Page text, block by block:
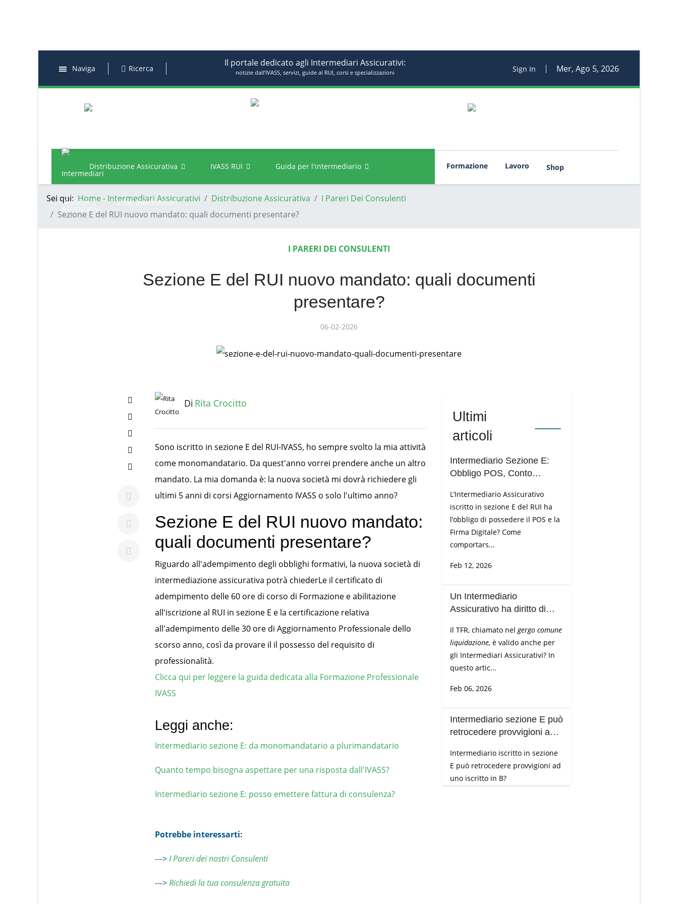
Naviga Ricerca
Il portale dedicato agli Intermediari Assicurativi:
notizie dall’IVASS, servizi, guide al RUI, corsi e specializzazioni Mer, Ago 5, 2026
Sign In
Distribuzione Assicurativa IVASS RUI Guida per l'intermediario
Risorse Shop Intermediari
Formazione Lavoro Shop
Sei qui: Home - Intermediari Assicurativi Distribuzione Assicurativa
I Pareri Dei Consulenti
Sezione E del RUI nuovo mandato: quali documenti presentare?
I PARERI DEI CONSULENTI
Sezione E del RUI nuovo mandato: quali documenti
presentare?
06-02-2026
Ratings
Di Rita Crocitto
Sono iscritto in sezione E del RUI-IVASS, ho sempre svolto la mia attività
come monomandatario. Da quest'anno vorrei prendere anche un altro
mandato. La mia domanda è: la nuova società mi dovrà richiedere gli
ultimi 5 anni di corsi Aggiornamento IVASS o solo l'ultimo anno?
Sezione E del RUI nuovo mandato:
quali documenti presentare?
Riguardo all'adempimento degli obblighi formativi, la nuova società di
intermediazione assicurativa potrà chiederLe il certificato di
adempimento delle 60 ore di corso di Formazione e abilitazione
all'iscrizione al RUI in sezione E e la certificazione relativa
all'adempimento delle 30 ore di Aggiornamento Professionale dello
scorso anno, così da provare il il possesso del requisito di
professionalità.
Clicca qui per leggere la guida dedicata alla Formazione Professionale
IVASS
Leggi anche:
Intermediario sezione E: da monomandatario a plurimandatario
Quanto tempo bisogna aspettare per una risposta dall'IVASS?
Intermediario sezione E: posso emettere fattura di consulenza?
Potrebbe interessarti:
---> I Pareri dei nostri Consulenti
---> Richiedi la tua consulenza gratuita
Ultimi
articoli
Intermediario Sezione E:
Obbligo POS, Conto
L’Intermediario Assicurativo
iscritto in sezione E del RUI ha
l’obbligo di possedere il POS e la
Firma Digitale? Come
comportars...
Feb 12, 2026
Un Intermediario
Assicurativo ha diritto di
Il TFR, chiamato nel gergo comune
liquidazione, è valido anche per
gli Intermediari Assicurativi? In
questo artic...
Feb 06, 2026
Intermediario sezione E può
retrocedere provvigioni ad
Intermediario iscritto in sezione
E può retrocedere provvigioni ad
uno iscritto in B?